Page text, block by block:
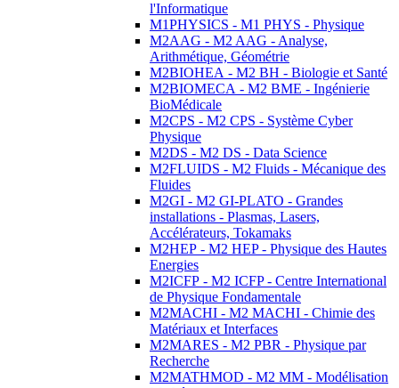
l'Informatique
M1PHYSICS - M1 PHYS - Physique
M2AAG - M2 AAG - Analyse,
Arithmétique, Géométrie
M2BIOHEA - M2 BH - Biologie et Santé
M2BIOMECA - M2 BME - Ingénierie
BioMédicale
M2CPS - M2 CPS - Système Cyber
Physique
M2DS - M2 DS - Data Science
M2FLUIDS - M2 Fluids - Mécanique des
Fluides
M2GI - M2 GI-PLATO - Grandes
installations - Plasmas, Lasers,
Accélérateurs, Tokamaks
M2HEP - M2 HEP - Physique des Hautes
Energies
M2ICFP - M2 ICFP - Centre International
de Physique Fondamentale
M2MACHI - M2 MACHI - Chimie des
Matériaux et Interfaces
M2MARES - M2 PBR - Physique par
Recherche
M2MATHMOD - M2 MM - Modélisation